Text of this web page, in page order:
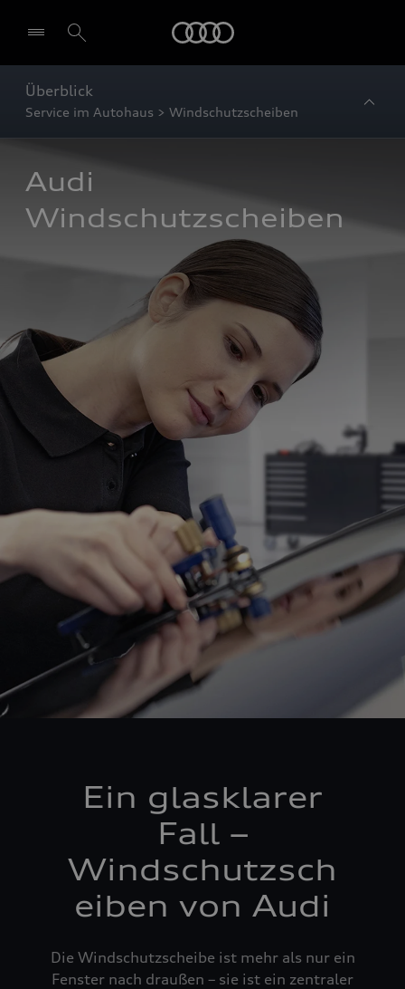
Überblick
Service im Autohaus > Windschutzscheiben
Audi
Windschutzscheiben
Ein glasklarer
Fall –
Windschutzsch
eiben von Audi
Die Windschutzscheibe ist mehr als nur ein
Fenster nach draußen – sie ist ein zentraler